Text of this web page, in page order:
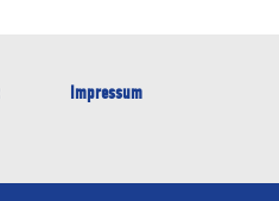
Impressum